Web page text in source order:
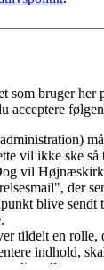
som bruger her
acceptere
vil ikke ske så
vil
der
blive sendt
tildelt en rolle,
indhold,